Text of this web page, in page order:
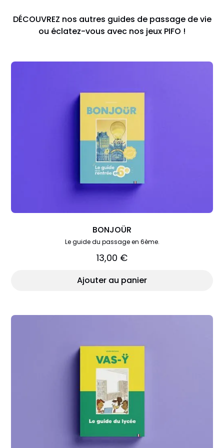
DÉCOUVREZ nos autres guides de passage de vie
ou éclatez-vous avec nos jeux PIFO !
BONJOÜR
Le guide du passage en 6ème.
13,00 €
Ajouter au panier